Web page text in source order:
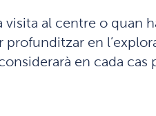
al centre o quan
en
en cada